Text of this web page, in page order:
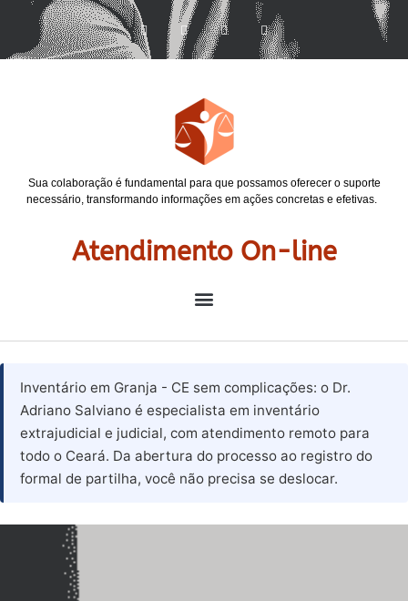
Sua colaboração é fundamental para que possamos oferecer o suporte
necessário, transformando informações em ações concretas e efetivas.
Atendimento On-line
Inventário em Granja - CE sem complicações: o Dr.
Adriano Salviano é especialista em inventário
extrajudicial e judicial, com atendimento remoto para
todo o Ceará. Da abertura do processo ao registro do
formal de partilha, você não precisa se deslocar.